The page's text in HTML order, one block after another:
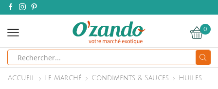
0
Accueil Le Marché Condiments & Sauces Huiles